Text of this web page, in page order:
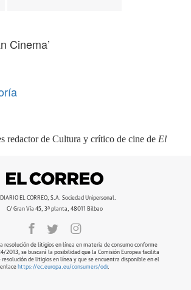
Cinema’
redactor de Cultura y crítico de cine de El
EL CORREO, S.A. Sociedad Unipersonal.
C/ Gran Vía 45, 3ª planta, 48011 Bilbao
resolución de litigios en línea en materia de consumo conforme
2013, se buscará la posibilidad que la Comisión Europea facilita
de litigios en línea y que se encuentra disponible en el
enlace https://ec.europa.eu/consumers/odr.